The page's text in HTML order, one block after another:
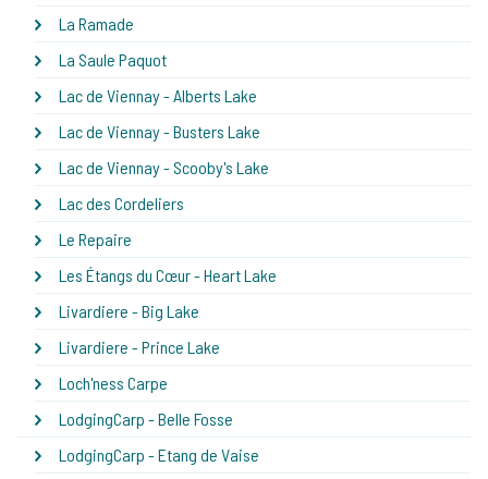
La Ramade
La Saule Paquot
Lac de Viennay - Alberts Lake
Lac de Viennay - Busters Lake
Lac de Viennay - Scooby's Lake
Lac des Cordeliers
Le Repaire
Les Étangs du Cœur - Heart Lake
Livardiere - Big Lake
Livardiere - Prince Lake
Loch'ness Carpe
LodgingCarp - Belle Fosse
LodgingCarp - Etang de Vaise